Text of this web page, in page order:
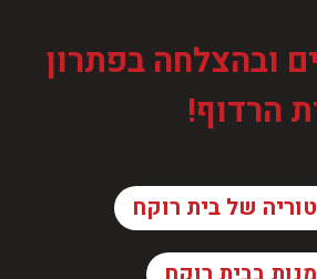
ובהצלחה בפתרון
הרדוף!
של בית רוקח